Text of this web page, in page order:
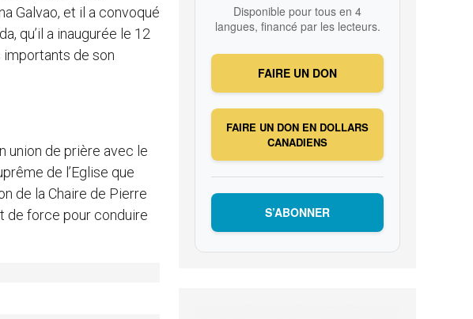
Galvao, et il a convoqué
qu’il a inaugurée le 12
importants de son
union de prière avec le
de l’Eglise que
de la Chaire de Pierre
de force pour conduire
Disponible pour tous en 4
langues, financé par les lecteurs.
FAIRE UN DON
FAIRE UN DON EN DOLLARS
CANADIENS
S’ABONNER